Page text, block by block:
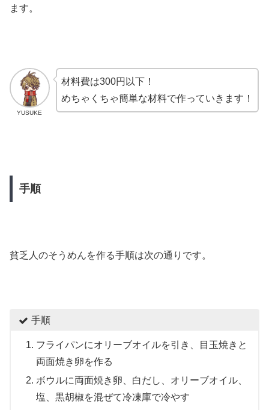
ます。
YUSUKE
材料費は300円以下！
めちゃくちゃ簡単な材料で作っていきます！
手順
貧乏人のそうめんを作る手順は次の通りです。
手順
フライパンにオリーブオイルを引き、目玉焼きと
両面焼き卵を作る
ボウルに両面焼き卵、白だし、オリーブオイル、
塩、黒胡椒を混ぜて冷凍庫で冷やす